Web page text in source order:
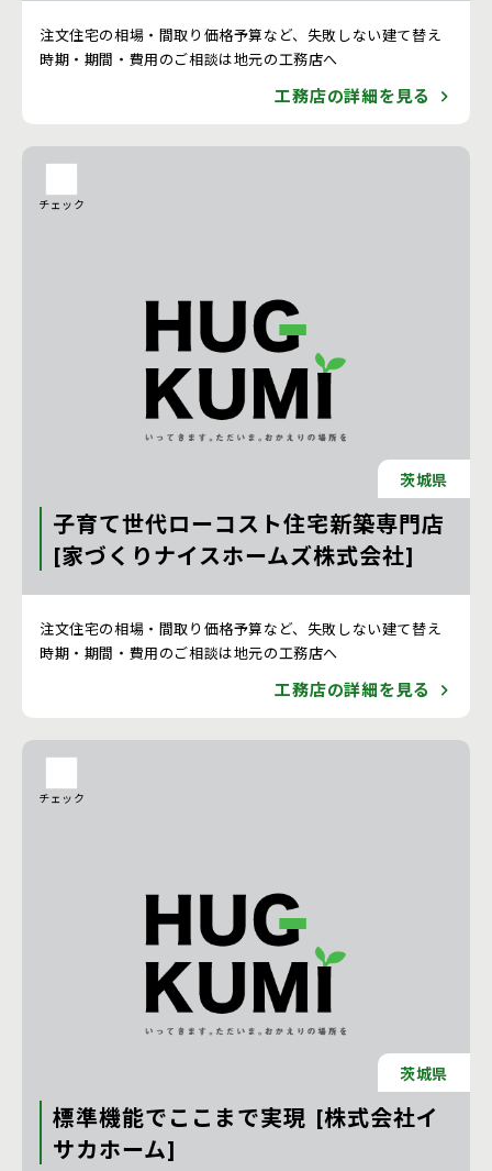
注文住宅の相場・間取り価格予算など、失敗しない建て替え
時期・期間・費用のご相談は地元の工務店へ
工務店の詳細を見る
チェック
茨城県
子育て世代ローコスト住宅新築専門店
[家づくりナイスホームズ株式会社]
注文住宅の相場・間取り価格予算など、失敗しない建て替え
時期・期間・費用のご相談は地元の工務店へ
工務店の詳細を見る
チェック
茨城県
標準機能でここまで実現 [株式会社イ
サカホーム]